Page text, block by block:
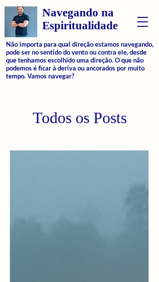
Navegando na
Espiritualidade
Não importa para qual direção estamos navegando,
pode ser no sentido do vento ou contra ele, desde
que tenhamos escolhido uma direção. O que não
podemos é ficar à deriva ou ancorados por muito
tempo. Vamos navegar?
Todos os Posts